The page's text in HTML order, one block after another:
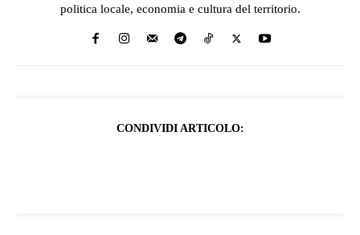
politica locale, economia e cultura del territorio.
CONDIVIDI ARTICOLO: